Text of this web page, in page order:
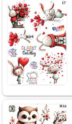
紙...89
轉印紙...94